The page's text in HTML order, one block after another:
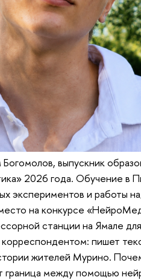
выпускник
2026 года. Обучение в
экспериментов и работы
на конкурсе
станции на Ямале
пишет
жителей Мурино.
между помощью